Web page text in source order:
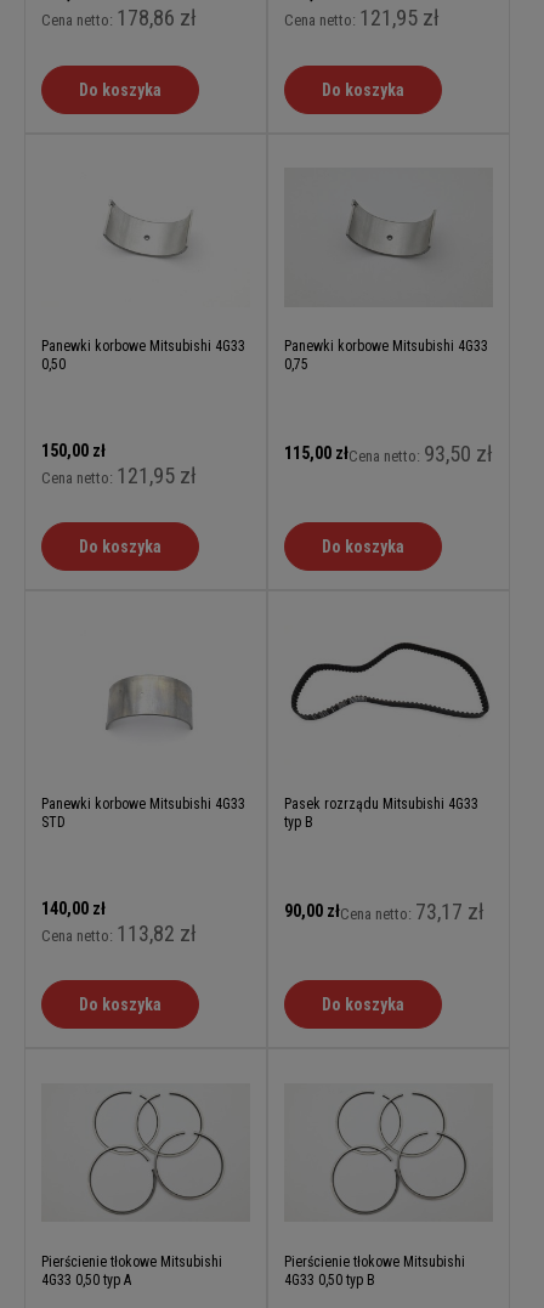
Cena netto: 178,86 zł
Do koszyka
Cena netto: 121,95 zł
Do koszyka
Panewki korbowe Mitsubishi 4G33
0,50
150,00 zł
Cena netto: 121,95 zł
Do koszyka
Panewki korbowe Mitsubishi 4G33
0,75
115,00 złCena netto: 93,50 zł
Do koszyka
Panewki korbowe Mitsubishi 4G33
STD
140,00 zł
Cena netto: 113,82 zł
Do koszyka
Pasek rozrządu Mitsubishi 4G33
typ B
90,00 złCena netto: 73,17 zł
Do koszyka
Pierścienie tłokowe Mitsubishi
4G33 0,50 typ A
Pierścienie tłokowe Mitsubishi
4G33 0,50 typ B